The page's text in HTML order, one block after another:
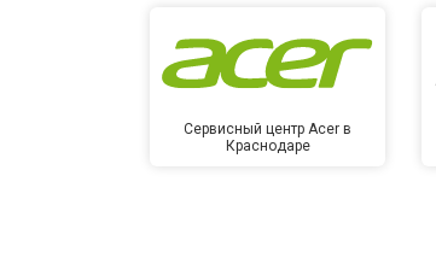
Сервисный центр Acer в
Краснодаре